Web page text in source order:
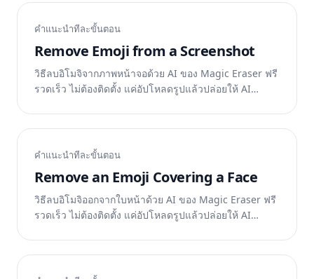
คำแนะนำทีละขั้นตอน
Remove Emoji from a Screenshot
วิธีลบอิโมจิจากภาพหน้าจอด้วย AI ของ Magic Eraser ฟรี
รวดเร็ว ไม่ต้องติดตั้ง แค่อัปโหลดรูปแล้วปล่อยให้ AI
คำแนะนำทีละขั้นตอน
Remove an Emoji Covering a Face
วิธีลบอิโมจิออกจากใบหน้าด้วย AI ของ Magic Eraser ฟรี
รวดเร็ว ไม่ต้องติดตั้ง แค่อัปโหลดรูปแล้วปล่อยให้ AI